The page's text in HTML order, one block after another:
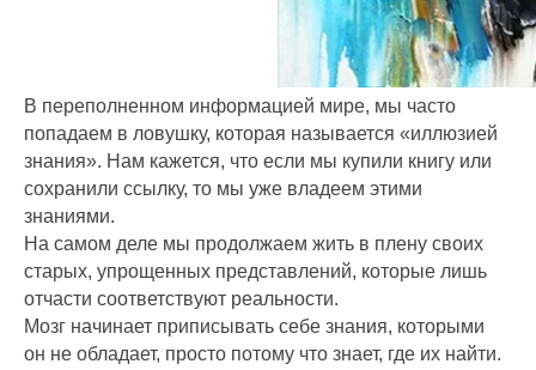
В переполненном информацией мире, мы часто
попадаем в ловушку, которая называется «иллюзией
знания». Нам кажется, что если мы купили книгу или
сохранили ссылку, то мы уже владеем этими
знаниями.
На самом деле мы продолжаем жить в плену своих
старых, упрощенных представлений, которые лишь
отчасти соответствуют реальности.
Мозг начинает приписывать себе знания, которыми
он не обладает, просто потому что знает, где их найти.